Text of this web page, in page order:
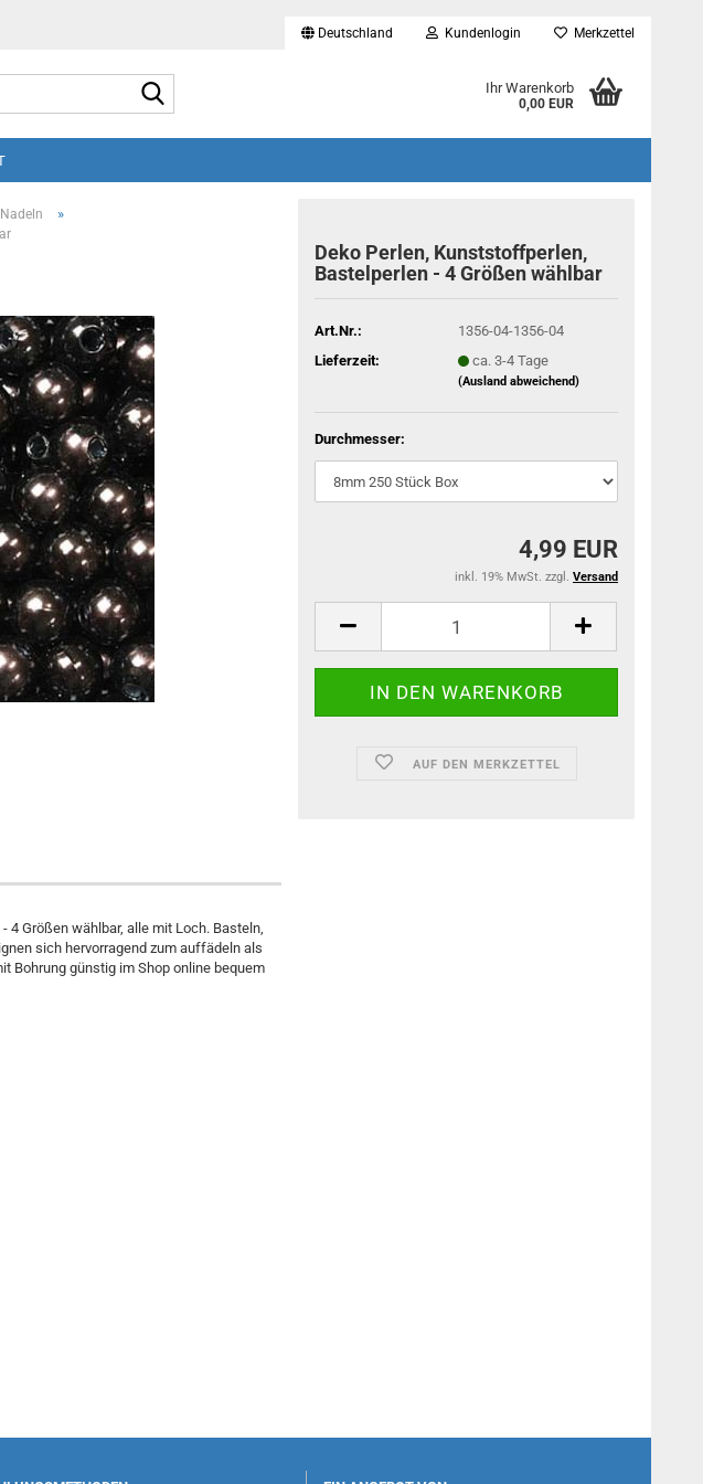
Deutschland Kundenlogin Merkzettel
Ihr Warenkorb
0,00 EUR
»
Deko Perlen, Kunststoffperlen,
Bastelperlen - 4 Größen wählbar
Art.Nr.:
1356-04-1356-04
Lieferzeit:
ca. 3-4 Tage
(Ausland abweichend)
Durchmesser:
4,99 EUR
inkl. 19% MwSt. zzgl. Versand
AUF DEN MERKZETTEL
Größen wählbar, alle mit Loch. Basteln,
sich hervorragend zum auffädeln als
Bohrung günstig im Shop online bequem